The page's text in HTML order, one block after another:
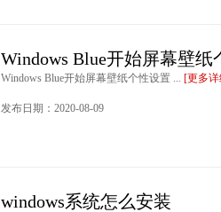
Windows Blue开始屏幕壁纸
Windows Blue开始屏幕壁纸个性设置 ... [更多
发布日期：2020-08-09
windows系统怎么安装